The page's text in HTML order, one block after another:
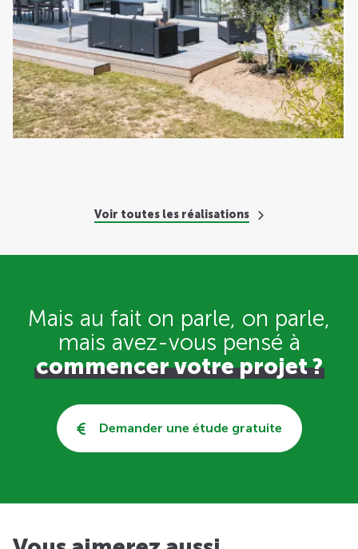
Voir toutes les réalisations
Mais au fait on parle, on parle,
mais avez-vous pensé à
commencer votre projet ?
Demander une étude gratuite